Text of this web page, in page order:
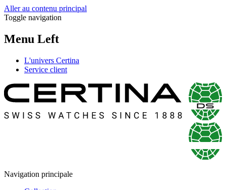
Aller au contenu principal
Toggle navigation
Menu Left
L'univers Certina
Service client
Navigation principale